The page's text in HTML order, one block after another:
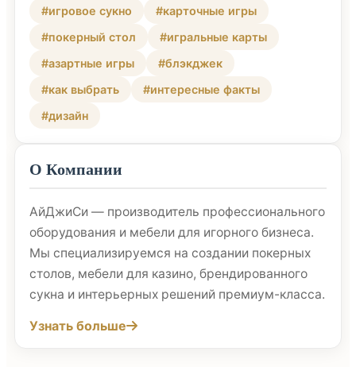
#игровое сукно
#карточные игры
#покерный стол
#игральные карты
#азартные игры
#блэкджек
#как выбрать
#интересные факты
#дизайн
О Компании
АйДжиСи — производитель профессионального
оборудования и мебели для игорного бизнеса.
Мы специализируемся на создании покерных
столов, мебели для казино, брендированного
сукна и интерьерных решений премиум-класса.
Узнать больше